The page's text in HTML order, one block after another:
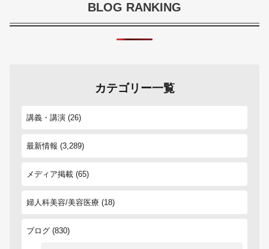
BLOG RANKING
カテゴリー一覧
講義・講演 (26)
最新情報 (3,289)
メディア掲載 (65)
婦人科美容/美容医療 (18)
ブログ (830)